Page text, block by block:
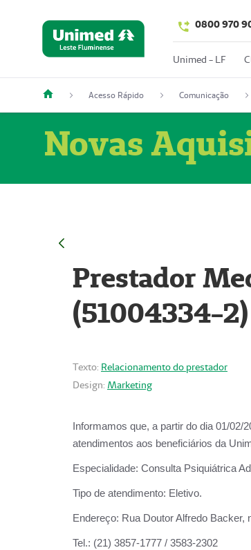
0800 970
Unimed - LF
Acesso Rápido Comunicação
Novas
Prestador
(51004334-2)
Texto: Relacionamento do prestador
Design: Marketing
Informamos que, a partir do dia 01/02/
atendimentos aos beneficiários da
Especialidade: Consulta Psiquiátrica
Tipo de atendimento: Eletivo.
Endereço: Rua Doutor Alfredo Backer,
Tel.: (21) 3857-1777 / 3583-2302